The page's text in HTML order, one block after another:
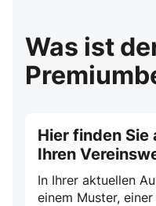
Was ist
Hier finden Sie
Ihren
In Ihrer aktuellen
einem Muster,